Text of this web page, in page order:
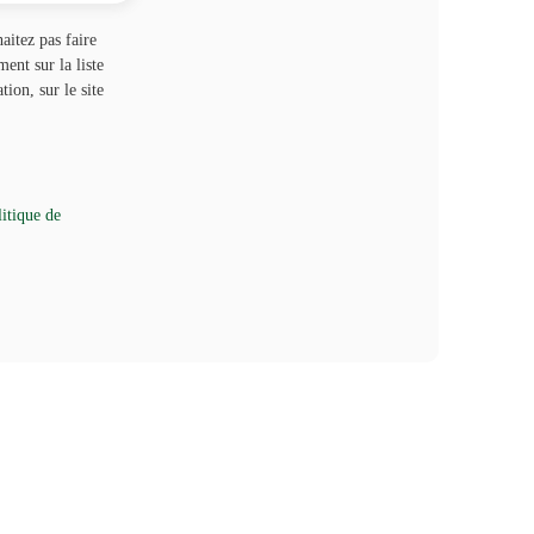
pas faire
sur la liste
sur le site
de